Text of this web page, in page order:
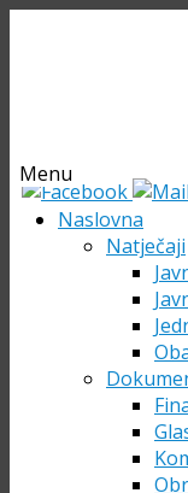
Menu
Skip Naslovna
Natječaji